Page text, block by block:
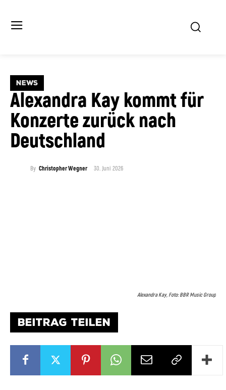
NEWS
Alexandra Kay kommt für
Konzerte zurück nach
Deutschland
By Christopher Wegner 30. Juni 2026
Alexandra Kay, Foto: BBR Music Group
BEITRAG TEILEN